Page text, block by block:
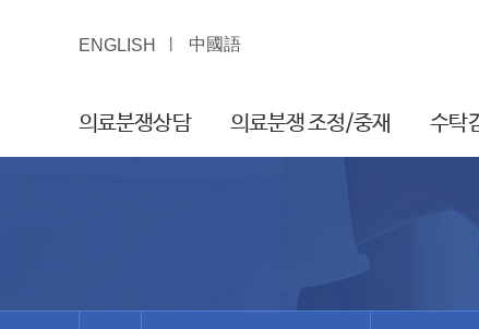
ENGLISH 中國語
의료분쟁상담 의료분쟁 조정/중재 수탁